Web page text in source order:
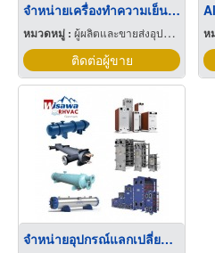
จำหน่ายเครื่องทำความเย็นห้องเย็นห้องแช่แข็ง
หมวดหมู่ : ผู้ผลิตและขายส่งอุปกรณ์และอะไหล่แอร์
ติดต่อผู้ขาย
ห
จำหน่ายอุปกรณ์แลกเปลี่ยนความร้อนทุกประเภท